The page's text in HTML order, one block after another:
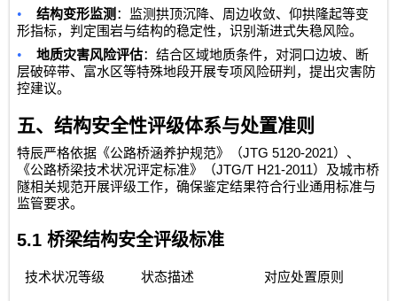
• 结构变形监测 ：监测拱顶沉降、周边收敛、仰拱隆起等变
形指标，判定围岩与结构的稳定性，识别渐进式失稳风险。
• 地质灾害风险评估：结合区域地质条件，对洞口边坡、断
层破碎带、富水区等特殊地段开展专项风险研判，提出灾害防
控建议。
五、结构安全性评级体系与处置准则
特辰严格依据《公路桥涵养护规范》（JTG 5120-2021）、
《公路桥梁技术状况评定标准》（JTG/T H21-2011）及城市桥
隧相关规范开展评级工作，确保鉴定结果符合行业通用标准与
监管要求。
5.1桥梁结构安全评级标准
技术状况等级 状态描述 对应处置原则